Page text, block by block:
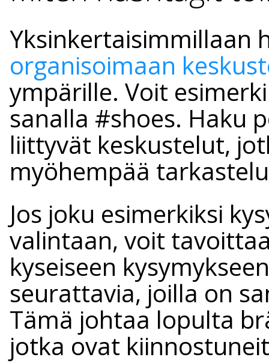
Yksinkertaisimmillaan
organisoimaan
ympärille. Voit
sanalla #shoes. Haku
liittyvät keskustelut,
myöhempää
Jos joku esimerkiksi
valintaan, voit
kyseiseen
seurattavia, joilla on
Tämä johtaa lopulta
jotka ovat